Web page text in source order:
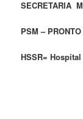
SECRETARIA
PSM –
HSSR=